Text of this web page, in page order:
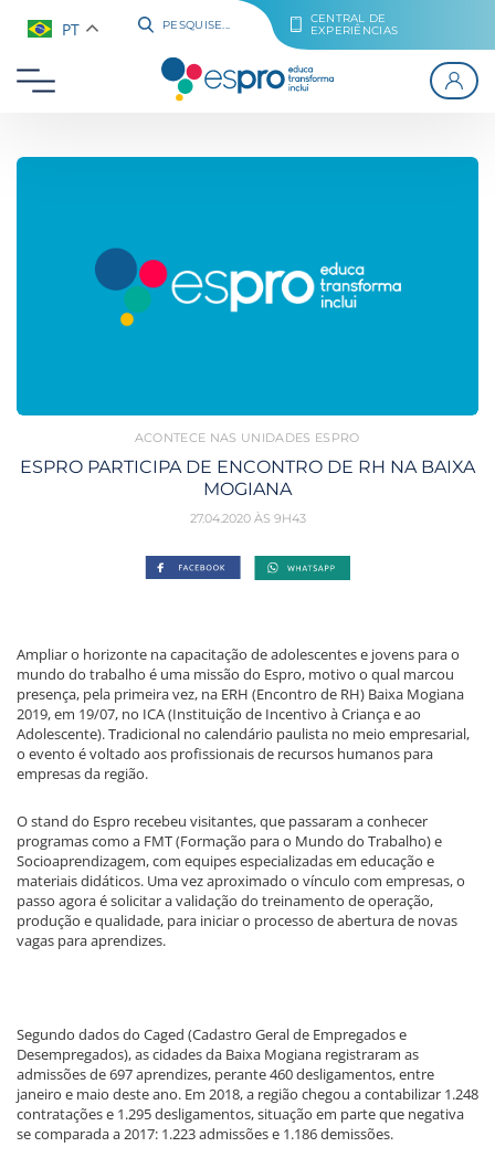
PT PESQUISE...
CENTRAL DE
EXPERIÊNCIAS
ACONTECE NAS UNIDADES ESPRO
ESPRO PARTICIPA DE ENCONTRO DE RH NA BAIXA
MOGIANA
27.04.2020 ÀS 9H43
Ampliar o horizonte na capacitação de adolescentes e jovens para o
mundo do trabalho é uma missão do Espro, motivo o qual marcou
presença, pela primeira vez, na ERH (Encontro de RH) Baixa Mogiana
2019, em 19/07, no ICA (Instituição de Incentivo à Criança e ao
Adolescente). Tradicional no calendário paulista no meio empresarial,
o evento é voltado aos profissionais de recursos humanos para
empresas da região.
O stand do Espro recebeu visitantes, que passaram a conhecer
programas como a FMT (Formação para o Mundo do Trabalho) e
Socioaprendizagem, com equipes especializadas em educação e
materiais didáticos. Uma vez aproximado o vínculo com empresas, o
passo agora é solicitar a validação do treinamento de operação,
produção e qualidade, para iniciar o processo de abertura de novas
vagas para aprendizes.
Segundo dados do Caged (Cadastro Geral de Empregados e
Desempregados), as cidades da Baixa Mogiana registraram as
admissões de 697 aprendizes, perante 460 desligamentos, entre
janeiro e maio deste ano. Em 2018, a região chegou a contabilizar 1.248
contratações e 1.295 desligamentos, situação em parte que negativa
se comparada a 2017: 1.223 admissões e 1.186 demissões.